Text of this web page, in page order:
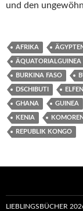
und den
AFRIKA
ÄQUATORIALGUINEA
BURKINA FASO
DSCHIBUTI
GHANA GUINEA
KENIA KOMOREN
REPUBLIK KONGO
LIEBLINGSBÜCHER